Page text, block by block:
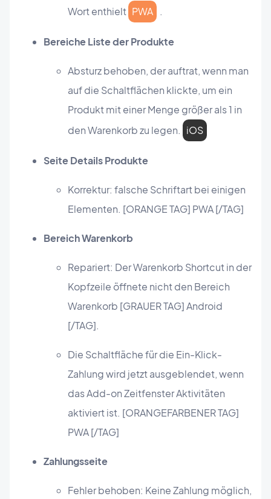
Wort enthielt PWA .
Bereiche Liste der Produkte
Absturz behoben, der auftrat, wenn man
auf die Schaltflächen klickte, um ein
Produkt mit einer Menge größer als 1 in
den Warenkorb zu legen. iOS
Seite Details Produkte
Korrektur: falsche Schriftart bei einigen
Elementen. [ORANGE TAG] PWA [/TAG]
Bereich Warenkorb
Repariert: Der Warenkorb Shortcut in der
Kopfzeile öffnete nicht den Bereich
Warenkorb [GRAUER TAG] Android
[/TAG].
Die Schaltfläche für die Ein-Klick-
Zahlung wird jetzt ausgeblendet, wenn
das Add-on Zeitfenster Aktivitäten
aktiviert ist. [ORANGEFARBENER TAG]
PWA [/TAG]
Zahlungsseite
Fehler behoben: Keine Zahlung möglich,